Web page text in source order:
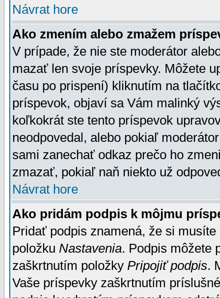
Návrat hore
Ako zmením alebo zmažem
V prípade, že nie ste moderátor
mazať len svoje príspevky. Môžete
času po prispení) kliknutím na
príspevok, objaví sa Vám malinký
koľkokrát ste tento príspevok
neodpovedal, alebo pokiaľ
sami zanechať odkaz prečo ho
zmazať, pokiaľ naň niekto už
Návrat hore
Ako pridám podpis k môjmu
Pridať podpis znamená, že si
položku Nastavenia. Podpis môžete
zaškrtnutím položky Pripojiť podpis.
Vaše príspevky zaškrtnutím